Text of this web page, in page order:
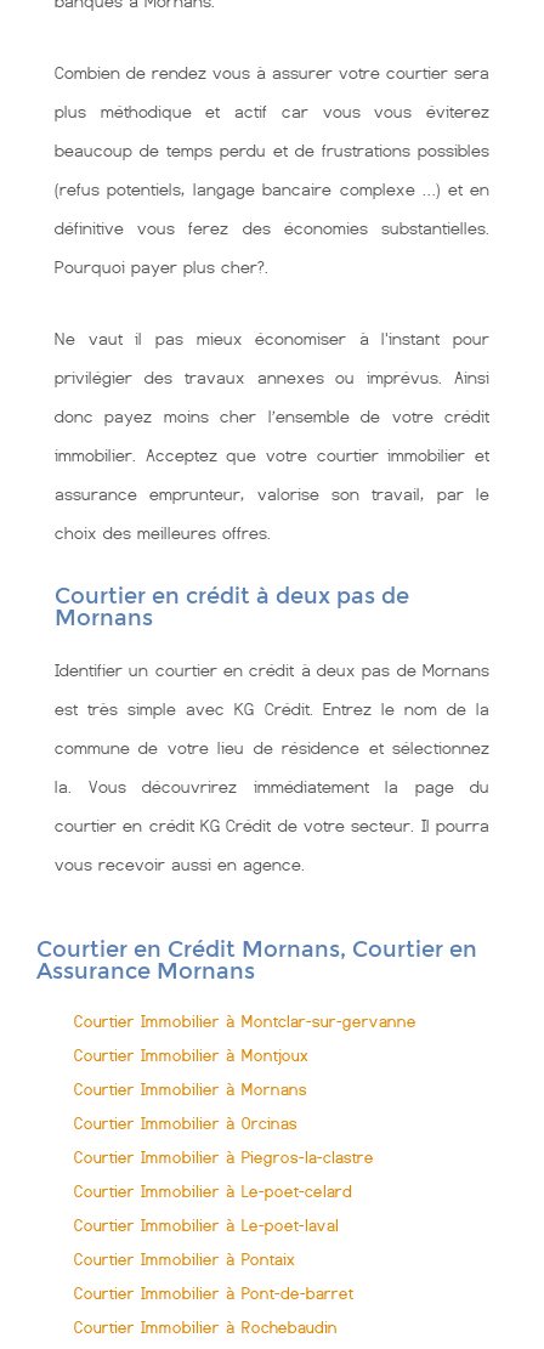
Combien de rendez vous à assurer votre courtier sera
plus méthodique et actif car vous vous éviterez
beaucoup de temps perdu et de frustrations possibles
(refus potentiels, langage bancaire complexe …) et en
définitive vous ferez des économies substantielles.
Pourquoi payer plus cher?.
Ne vaut il pas mieux économiser à l'instant pour
privilégier des travaux annexes ou imprévus. Ainsi
donc payez moins cher l’ensemble de votre crédit
immobilier. Acceptez que votre courtier immobilier et
assurance emprunteur, valorise son travail, par le
choix des meilleures offres.
Courtier en crédit à deux pas de
Mornans
Identifier un courtier en crédit à deux pas de Mornans
est très simple avec KG Crédit. Entrez le nom de la
commune de votre lieu de résidence et sélectionnez
la. Vous découvrirez immédiatement la page du
courtier en crédit KG Crédit de votre secteur. Il pourra
vous recevoir aussi en agence.
Courtier en Crédit Mornans, Courtier en
Assurance Mornans
Courtier Immobilier à Montclar-sur-gervanne
Courtier Immobilier à Montjoux
Courtier Immobilier à Mornans
Courtier Immobilier à Orcinas
Courtier Immobilier à Piegros-la-clastre
Courtier Immobilier à Le-poet-celard
Courtier Immobilier à Le-poet-laval
Courtier Immobilier à Pontaix
Courtier Immobilier à Pont-de-barret
Courtier Immobilier à Rochebaudin